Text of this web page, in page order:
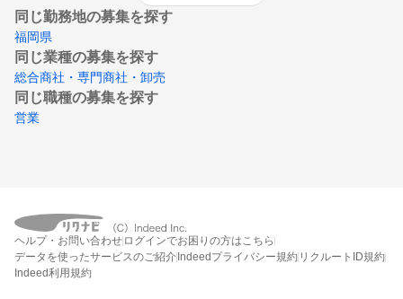
同じ勤務地の募集を探す
福岡県
同じ業種の募集を探す
総合商社・専門商社・卸売
同じ職種の募集を探す
営業
ヘルプ・お問い合わせ ログインでお困りの方はこちら
データを使ったサービスのご紹介Indeedプライバシー規約 リクルートID規約
Indeed利用規約